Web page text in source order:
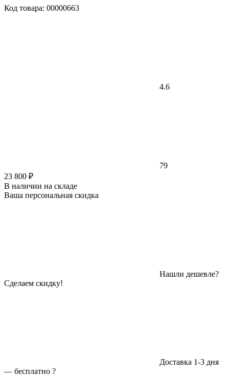
Код товара: 00000663
4.6
79
23 800 ₽
В наличии на складе
Ваша персональная скидка
Нашли дешевле?
Сделаем скидку!
Доставка 1-3 дня
— бесплатно ?